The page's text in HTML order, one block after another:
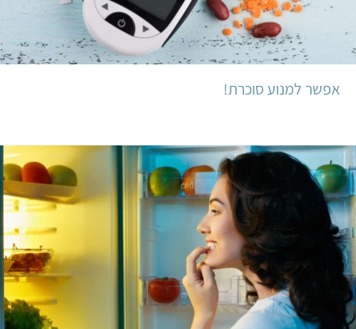
אפשר למנוע סוכרת!